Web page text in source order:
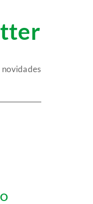
novidades